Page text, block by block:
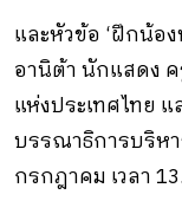
และหัวข้อ ‘ฝึกน้อง
อานิต้า นักแสดง
แห่งประเทศไทย
บรรณาธิการบริหา
กรกฎาคม เวลา